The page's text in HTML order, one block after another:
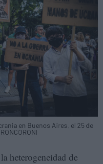
en Buenos Aires, el 25 de
heterogeneidad de